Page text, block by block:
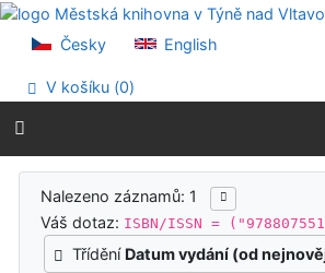
Přejít na obsah
Přejít na menu
Prohlášení o webové přístupnosti
Česky English
V košíku (0)
Výsledky
Nalezeno záznamů: 1
Váš dotaz: ISBN/ISSN =
Třídění Datum vydání (od